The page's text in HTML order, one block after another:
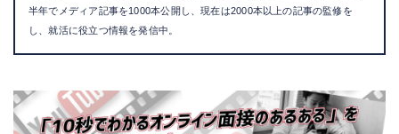
半年でメディア記事を1000本公開し、現在は2000本以上の記事の監修を
し、就活に役立つ情報を発信中。